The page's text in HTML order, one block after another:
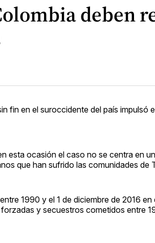
deben
fin en el suroccidente del país impulsó
esta ocasión el caso no se centra en
que han sufrido las comunidades de
1990 y el 1 de diciembre de 2016
y secuestros cometidos entre